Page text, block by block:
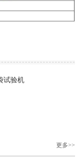
试验机
更多>>